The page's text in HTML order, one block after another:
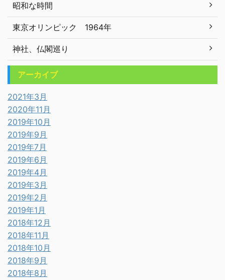
昭和な時間
東京オリンピック 1964年
神社、仏閣巡り
アーカイブ
2021年3月
2020年11月
2019年10月
2019年9月
2019年7月
2019年6月
2019年4月
2019年3月
2019年2月
2019年1月
2018年12月
2018年11月
2018年10月
2018年9月
2018年8月